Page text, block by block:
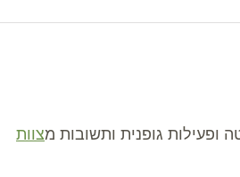
ופעילות גופנית ותשובות מצוות